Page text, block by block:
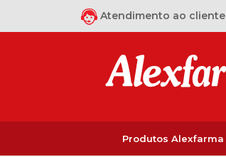
Atendimento ao cliente
Produtos Alexfarma